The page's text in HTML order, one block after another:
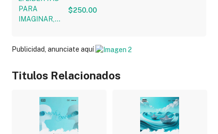
$250.00
Publicidad, anunciate aquí
Titulos Relacionados